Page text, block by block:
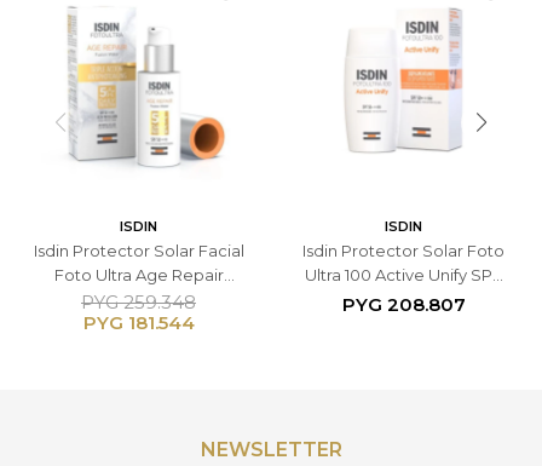
ISDIN
Isdin Protector Solar Facial
Foto Ultra Age Repair
Fusion Water SPF50 - 50ml
PYG 181.544
PYG 259.348
ISDIN
Isdin Protector Solar Foto
Ultra 100 Active Unify SPF
50+ - Loción
PYG 208.807
NEWSLETTER